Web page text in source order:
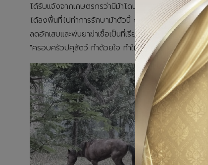
ได้รับแจ้งจากเกษตรกรว่ามีม้าโดนลวดหนามพันข้อเท้า
ได้ลงพื้นที่ไปทำการรักษาม้าตัวนี้ ณ บ้านเลขที่ 937/ค ห
ลดอักเสบและพ่นยาฆ่าเชื้อเป็นที่เรียบร้อย
"ครอบครัวปศุสัตว์ ทำด้วยใจ ทำให้ไว ทำได้จริง“